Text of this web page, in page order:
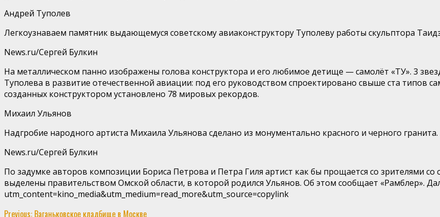
Андрей Туполев
Легкоузнаваем памятник выдающемуся советскому авиаконструктору Туполеву работы скульптора
News.ru/Сергей Булкин
На металлическом панно изображены голова конструктора и его любимое детище — самолёт «ТУ». 3
Туполева в развитие отечественной авиации: под его руководством спроектировано свыше ста типов
созданных конструктором установлено 78 мировых рекордов.
Михаил Ульянов
Надгробие народного артиста Михаила Ульянова сделано из монументально красного и черного гранита.
News.ru/Сергей Булкин
По задумке авторов композиции Бориса Петрова и Петра Гиля артист как бы прощается со зрителями
выделены правительством Омской области, в которой родился Ульянов. Об этом сообщает «Рамблер».
utm_content=kino_media&utm_medium=read_more&utm_source=copylink
Previous: Ваганьковское кладбище в Москве